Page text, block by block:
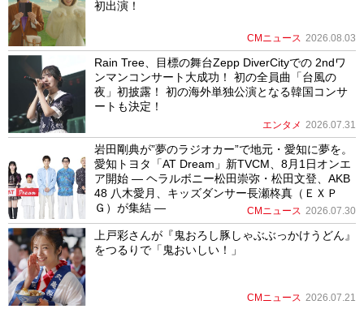
初出演！
CMニュース 2026.08.03
Rain Tree、目標の舞台Zepp DiverCityでの 2ndワ
ンマンコンサート大成功！ 初の全員曲「台風の
夜」初披露！ 初の海外単独公演となる韓国コンサ
ートも決定！
エンタメ 2026.07.31
岩田剛典が”夢のラジオカー”で地元・愛知に夢を。
愛知トヨタ「AT Dream」新TVCM、8月1日オンエ
ア開始 ― ヘラルボニー松田崇弥・松田文登、AKB
48 八木愛月、キッズダンサー長瀬柊真（ＥＸＰ
Ｇ）が集結 ―
CMニュース 2026.07.30
上戸彩さんが『鬼おろし豚しゃぶぶっかけうどん』
をつるりで「鬼おいしい！」
CMニュース 2026.07.21